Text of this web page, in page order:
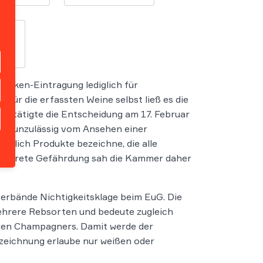
Eintragung lediglich für
die erfassten Weine selbst ließ es die
die Entscheidung am 17. Februar
unzulässig vom Ansehen einer
Produkte bezeichne, die alle
Gefährdung sah die Kammer daher
Nichtigkeitsklage beim EuG. Die
Rebsorten und bedeute zugleich
Champagners. Damit werde der
erlaube nur weißen oder